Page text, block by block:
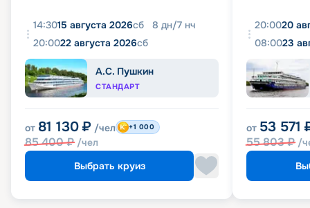
14:3015 августа 2026сб 8 дн/7 нч
20:0022 августа 2026сб
А.С. Пушкин
СТАНДАРТ
от 81 130 ₽ /чел
85 400₽ /чел
+1 000
Выбрать круиз
20:0020
08:0023
от 53 571
55 803₽ /